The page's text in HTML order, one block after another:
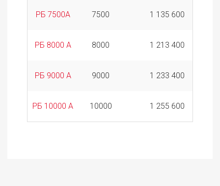
РБ 7500А 7500 1 135 600
РБ 8000 А 8000 1 213 400
РБ 9000 А 9000 1 233 400
РБ 10000 А 10000 1 255 600